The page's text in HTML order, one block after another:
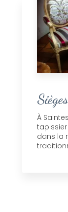
À
dans la